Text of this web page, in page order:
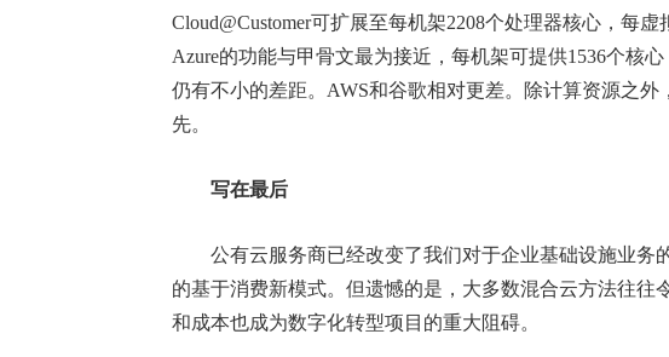
Cloud@Customer可扩展至每机架2208个处理器核心，每
Azure的功能与甲骨文最为接近，每机架可提供1536个核
仍有不小的差距。AWS和谷歌相对更差。除计算资源之
先。
写在最后
公有云服务商已经改变了我们对于企业基础设施业务
的基于消费新模式。但遗憾的是，大多数混合云方法往往
和成本也成为数字化转型项目的重大阻碍。